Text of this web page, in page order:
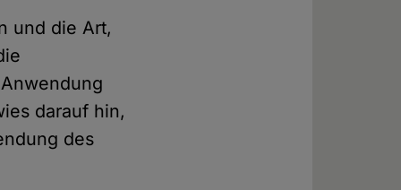
und die Art,
darauf hin,
des